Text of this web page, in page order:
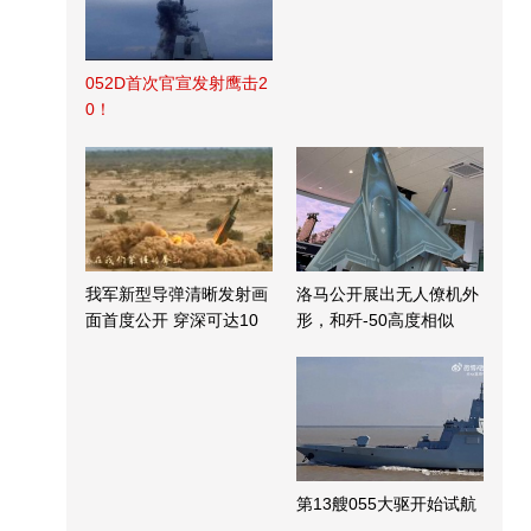
052D首次官宣发射鹰击2
0！
我军新型导弹清晰发射画
面首度公开 穿深可达10
洛马公开展出无人僚机外
形，和歼-50高度相似
第13艘055大驱开始试航